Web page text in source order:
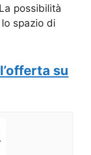
possibilità
lo spazio di
su